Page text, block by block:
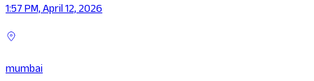
1:57 PM, April 12, 2026
mumbai